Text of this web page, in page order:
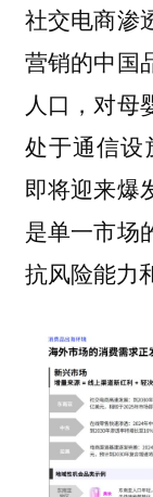
社交电商渗
营销的中国
人口，对母
处于通信设
即将迎来爆
是单一市场
抗风险能力